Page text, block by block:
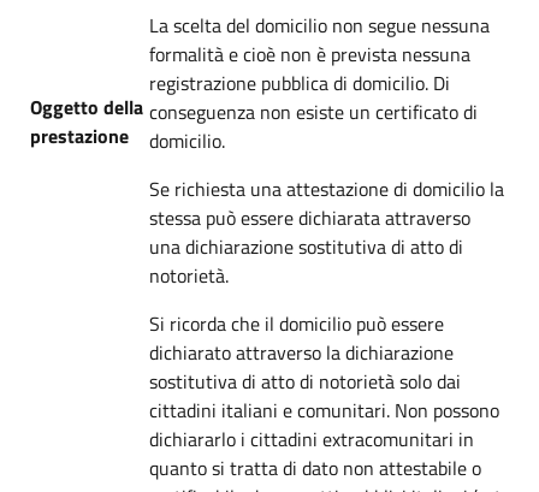
Oggetto della
prestazione
La scelta del domicilio non segue nessuna
formalità e cioè non è prevista nessuna
registrazione pubblica di domicilio. Di
conseguenza non esiste un certificato di
domicilio.
Se richiesta una attestazione di domicilio la
stessa può essere dichiarata attraverso
una dichiarazione sostitutiva di atto di
notorietà.
Si ricorda che il domicilio può essere
dichiarato attraverso la dichiarazione
sostitutiva di atto di notorietà solo dai
cittadini italiani e comunitari. Non possono
dichiararlo i cittadini extracomunitari in
quanto si tratta di dato non attestabile o